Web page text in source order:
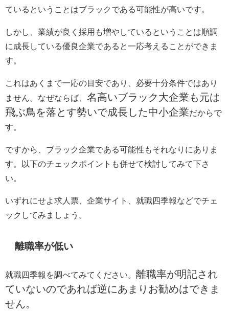
ているということはブラックである可能性が高いです。
しかし、業績が良く採用も増やしているということは順調
に成長している優良企業であると一応考えることができま
す。
これはあくまで一応の目安であり、必要十分条件ではあり
ません。なぜならば、 名高いブラック大企業も元は
飛ぶ鳥を落とす勢いで成長した中小企業だからで
す。
ですから、ブラック企業である可能性もそれなりにありま
す。以下のチェックポイントも併せて検討してみて下さ
い。
いずれにせよ求人票、企業サイト、就職四季報などでチェ
ックしてみましょう。
離職率が低い
就職四季報を調べてみてください。 離職率が明記され
ていないのであれば逆にあまりお勧めはできま
せん。